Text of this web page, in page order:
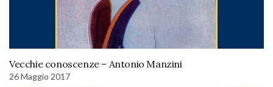
Vecchie conoscenze – Antonio Manzini
26 Maggio 2017